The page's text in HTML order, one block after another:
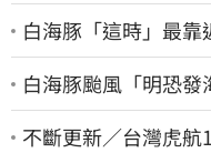
白海豚「這時」最
白海豚颱風「明恐
不斷更新／台灣虎